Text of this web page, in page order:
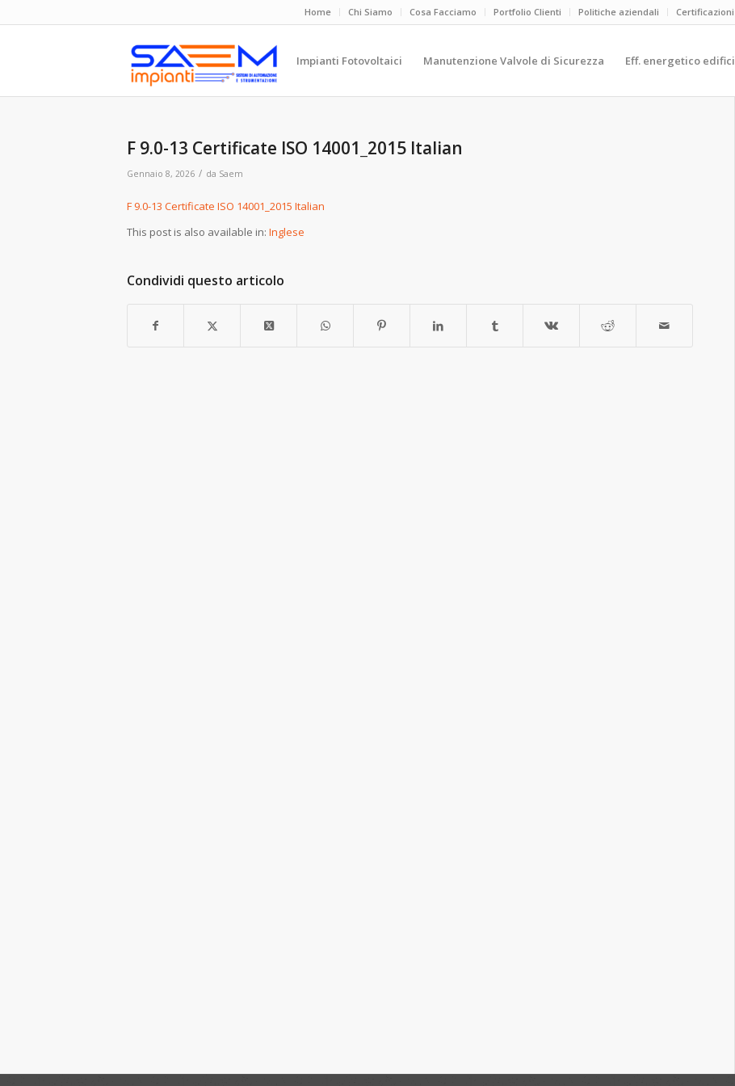
Home Chi Siamo Cosa Facciamo Portfolio Clienti Politiche aziendali Certificazioni
Impianti Fotovoltaici Manutenzione Valvole di Sicurezza Eff. energetico edifici
F 9.0-13 Certificate ISO 14001_2015 Italian
Gennaio 8, 2026 / da Saem
F 9.0-13 Certificate ISO 14001_2015 Italian
This post is also available in: Inglese
Condividi questo articolo